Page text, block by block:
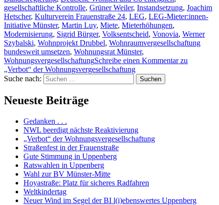
gesellschaftliche Kontrolle, Grüner Weiler, Instandsetzung, Joachim
Hetscher, Kulturverein Frauenstraße 24, LEG, LEG-Mieter:innen-
Initiative Münster, Martin Luy, Miete, Mieterhöhungen,
Modernisierung, Sigrid Bürger, Volksentscheid, Vonovia, Werner
Szybalski, Wohnprojekt Drubbel, Wohnraumvergesellschaftung
bundesweit umsetzen, Wohnungsrat Münster,
WohnungsvergesellschaftungSchreibe einen Kommentarzu
„Verbot“ der Wohnungsvergesellschaftung
Suche nach:
Suchen
Neueste Beiträge
Gedanken . . .
NWL beerdigt nächste Reaktivierung
„Verbot“ der Wohnungsvergesellschaftung
Straßenfest in der Frauenstraße
Gute Stimmung in Uppenberg
Ratswahlen in Uppenberg
Wahl zur BV Münster-Mitte
Hoyastraße: Platz für sicheres Radfahren
Weltkindertag
Neuer Wind im Segel der BI l(i)ebenswertes Uppenberg